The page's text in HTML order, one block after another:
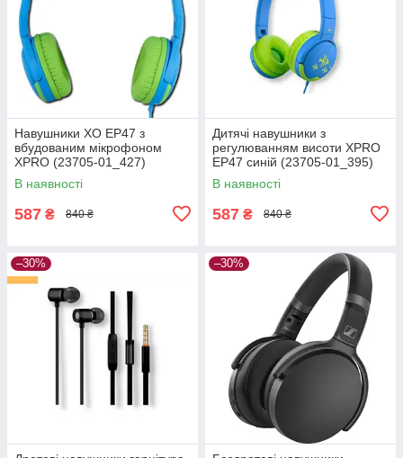
Навушники XO EP47 з
вбудованим мікрофоном
XPRO (23705-01_427)
В наявності
587 ₴ 840 ₴
Дитячі навушники з
регулюванням висоти XPRO
EP47 синій (23705-01_395)
В наявності
587 ₴ 840 ₴
–30% –30%